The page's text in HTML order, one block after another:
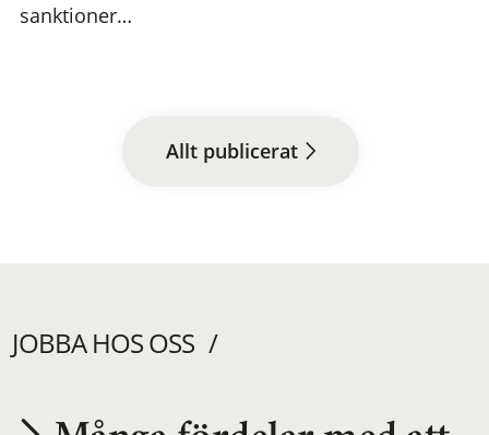
sanktioner…
Allt publicerat
JOBBA HOS OSS